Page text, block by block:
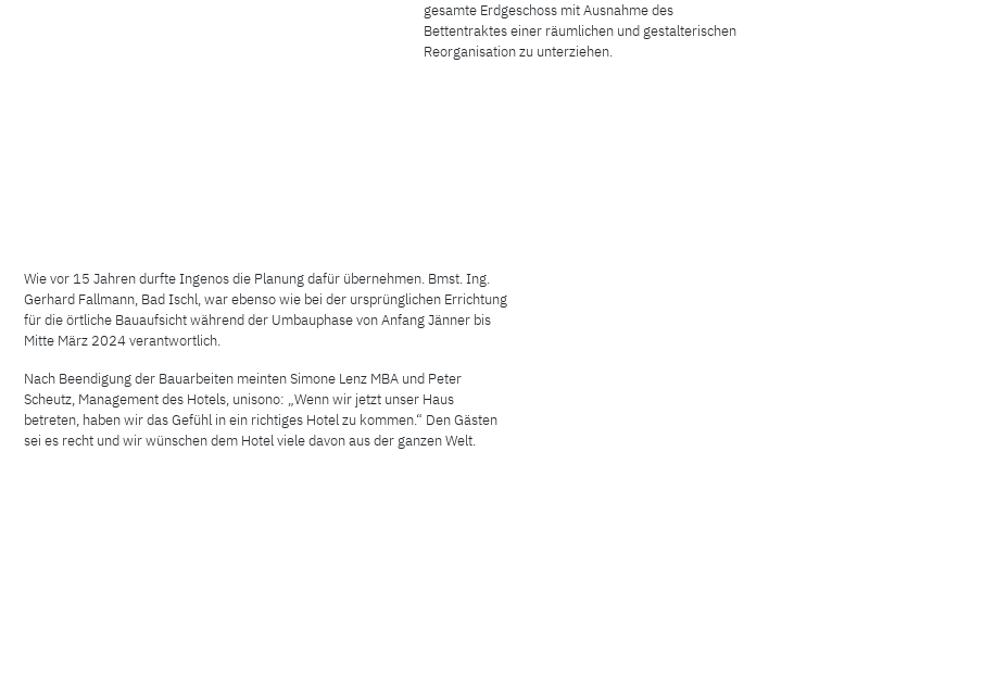
gesamte Erdgeschoss mit Ausnahme des
Bettentraktes einer räumlichen und gestalterischen
Reorganisation zu unterziehen.
Wie vor 15 Jahren durfte Ingenos die Planung dafür übernehmen. Bmst. Ing.
Gerhard Fallmann, Bad Ischl, war ebenso wie bei der ursprünglichen Errichtung
für die örtliche Bauaufsicht während der Umbauphase von Anfang Jänner bis
Mitte März 2024 verantwortlich.
Nach Beendigung der Bauarbeiten meinten Simone Lenz MBA und Peter
Scheutz, Management des Hotels, unisono: „Wenn wir jetzt unser Haus
betreten, haben wir das Gefühl in ein richtiges Hotel zu kommen.“ Den Gästen
sei es recht und wir wünschen dem Hotel viele davon aus der ganzen Welt.